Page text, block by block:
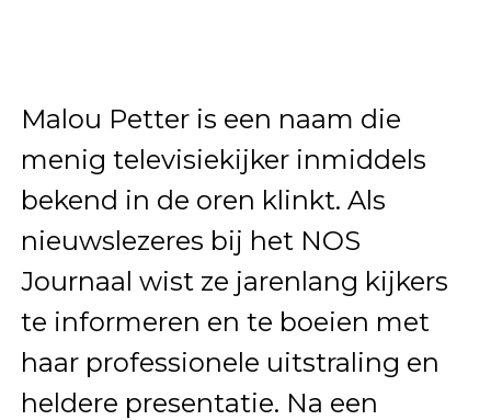
Malou Petter is een naam die
menig televisiekijker inmiddels
bekend in de oren klinkt. Als
nieuwslezeres bij het NOS
Journaal wist ze jarenlang kijkers
te informeren en te boeien met
haar professionele uitstraling en
heldere presentatie. Na een